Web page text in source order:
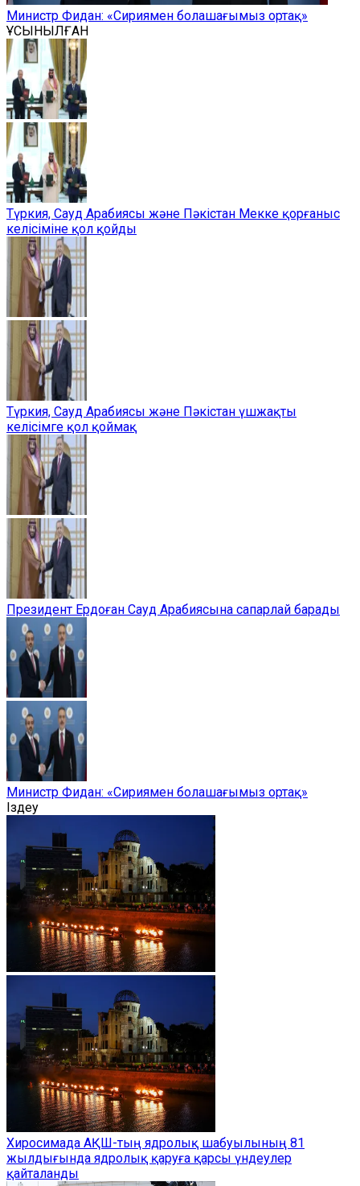
Министр Фидан: «Сириямен болашағымыз ортақ»
ҰСЫНЫЛҒАН
Түркия, Сауд Арабиясы және Пәкістан Мекке қорғаныс
келісіміне қол қойды
Түркия, Сауд Арабиясы және Пәкістан үшжақты
келісімге қол қоймақ
Президент Ердоған Сауд Арабиясына сапарлай барады
Министр Фидан: «Сириямен болашағымыз ортақ»
Іздеу
Хиросимада АҚШ-тың ядролық шабуылының 81
жылдығында ядролық қаруға қарсы үндеулер
қайталанды